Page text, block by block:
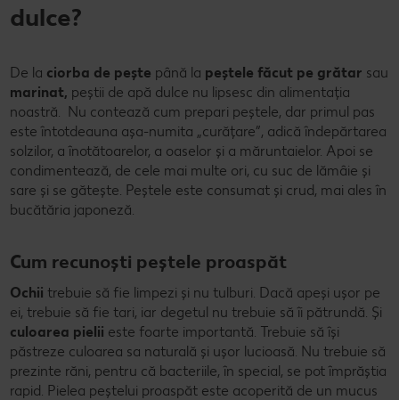
dulce?
De la ciorba de pește până la peștele făcut pe grătar sau
marinat, peștii de apă dulce nu lipsesc din alimentația
noastră. Nu contează cum prepari peștele, dar primul pas
este întotdeauna așa-numita „curățare”, adică îndepărtarea
solzilor, a înotătoarelor, a oaselor și a măruntaielor. Apoi se
condimentează, de cele mai multe ori, cu suc de lămâie și
sare și se gătește. Peștele este consumat și crud, mai ales în
bucătăria japoneză.
Cum recunoști peștele proaspăt
Ochii trebuie să fie limpezi și nu tulburi. Dacă apeși ușor pe
ei, trebuie să fie tari, iar degetul nu trebuie să îi pătrundă. Și
culoarea pielii este foarte importantă. Trebuie să își
păstreze culoarea sa naturală și ușor lucioasă. Nu trebuie să
prezinte răni, pentru că bacteriile, în special, se pot împrăștia
rapid. Pielea peștelui proaspăt este acoperită de un mucus